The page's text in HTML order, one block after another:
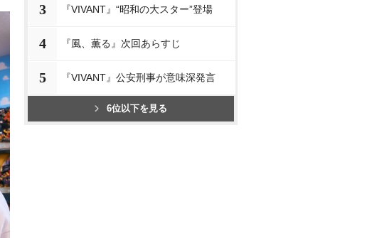
3 『VIVANT』“昭和の大スター”登場
4 『風、薫る』次回あらすじ
5 『VIVANT』公安刑事が意味深発言
6位以下を見る